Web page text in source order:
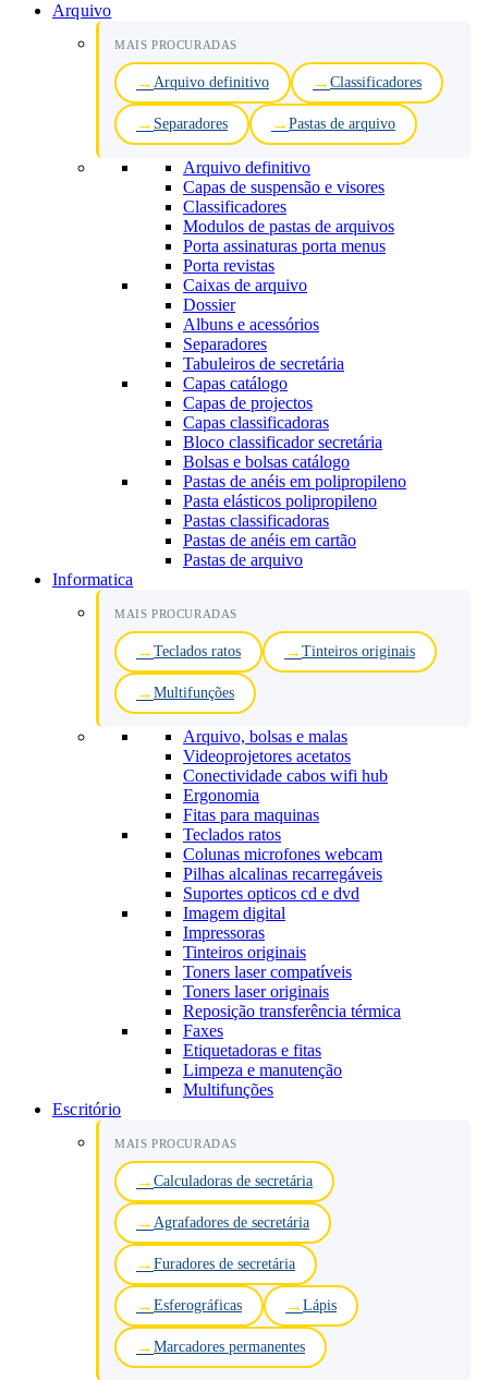
Arquivo
MAIS PROCURADAS
Arquivo definitivo Classificadores
Separadores Pastas de arquivo
Arquivo definitivo
Capas de suspensão e visores
Classificadores
Modulos de pastas de arquivos
Porta assinaturas porta menus
Porta revistas
Caixas de arquivo
Dossier
Albuns e acessórios
Separadores
Tabuleiros de secretária
Capas catálogo
Capas de projectos
Capas classificadoras
Bloco classificador secretária
Bolsas e bolsas catálogo
Pastas de anéis em polipropileno
Pasta elásticos polipropileno
Pastas classificadoras
Pastas de anéis em cartão
Pastas de arquivo
Informatica
MAIS PROCURADAS
Teclados ratos Tinteiros originais
Multifunções
Arquivo, bolsas e malas
Videoprojetores acetatos
Conectividade cabos wifi hub
Ergonomia
Fitas para maquinas
Teclados ratos
Colunas microfones webcam
Pilhas alcalinas recarregáveis
Suportes opticos cd e dvd
Imagem digital
Impressoras
Tinteiros originais
Toners laser compatíveis
Toners laser originais
Reposição transferência térmica
Faxes
Etiquetadoras e fitas
Limpeza e manutenção
Multifunções
Escritório
MAIS PROCURADAS
Calculadoras de secretária
Agrafadores de secretária
Furadores de secretária
Esferográficas Lápis
Marcadores permanentes